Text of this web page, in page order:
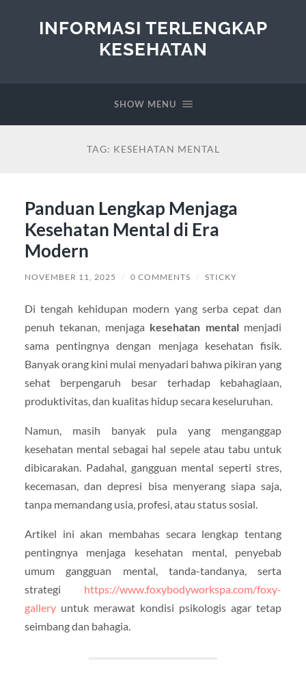
INFORMASI TERLENGKAP
KESEHATAN
SHOW MENU
TAG: KESEHATAN MENTAL
Panduan Lengkap Menjaga
Kesehatan Mental di Era
Modern
NOVEMBER 11, 2025 / 0 COMMENTS / STICKY
Di tengah kehidupan modern yang serba cepat dan
penuh tekanan, menjaga kesehatan mentalmenjadi
sama pentingnya dengan menjaga kesehatan fisik.
Banyak orang kini mulai menyadari bahwa pikiran yang
sehat berpengaruh besar terhadap kebahagiaan,
produktivitas, dan kualitas hidup secara keseluruhan.
Namun, masih banyak pula yang menganggap
kesehatan mental sebagai hal sepele atau tabu untuk
dibicarakan. Padahal, gangguan mental seperti stres,
kecemasan, dan depresi bisa menyerang siapa saja,
tanpa memandang usia, profesi, atau status sosial.
Artikel ini akan membahas secara lengkap tentang
pentingnya menjaga kesehatan mental, penyebab
umum gangguan mental, tanda-tandanya, serta
strategi https://www.foxybodyworkspa.com/foxy-
galleryuntuk merawat kondisi psikologis agar tetap
seimbang dan bahagia.